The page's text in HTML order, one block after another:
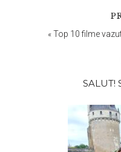
«Top 10 filme
principală
SALUT!